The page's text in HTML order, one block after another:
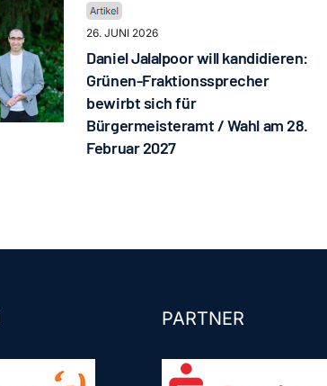
26. JUNI 2026
Daniel Jalalpoor will kandidieren:
Grünen-Fraktionssprecher
bewirbt sich für
Bürgermeisteramt / Wahl am 28.
Februar 2027
PARTNER